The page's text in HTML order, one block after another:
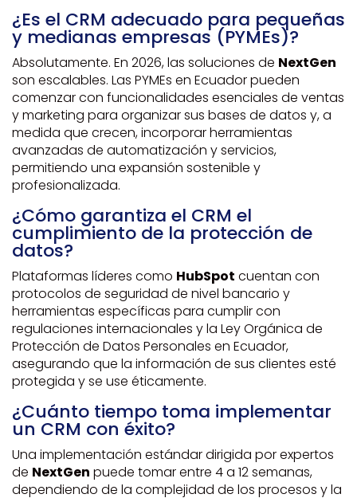
¿Es el CRM adecuado para pequeñas
y medianas empresas (PYMEs)?
Absolutamente. En 2026, las soluciones de NextGen
son escalables. Las PYMEs en Ecuador pueden
comenzar con funcionalidades esenciales de ventas
y marketing para organizar sus bases de datos y, a
medida que crecen, incorporar herramientas
avanzadas de automatización y servicios,
permitiendo una expansión sostenible y
profesionalizada.
¿Cómo garantiza el CRM el
cumplimiento de la protección de
datos?
Plataformas líderes como HubSpot cuentan con
protocolos de seguridad de nivel bancario y
herramientas específicas para cumplir con
regulaciones internacionales y la Ley Orgánica de
Protección de Datos Personales en Ecuador,
asegurando que la información de sus clientes esté
protegida y se use éticamente.
¿Cuánto tiempo toma implementar
un CRM con éxito?
Una implementación estándar dirigida por expertos
de NextGen puede tomar entre 4 a 12 semanas,
dependiendo de la complejidad de los procesos y la